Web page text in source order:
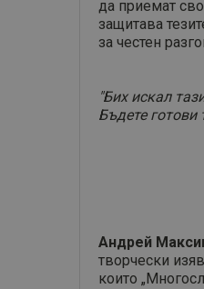
да приемат
защитава
за честен
"Бих искал
Бъдете готови
Андрей
творчески
които